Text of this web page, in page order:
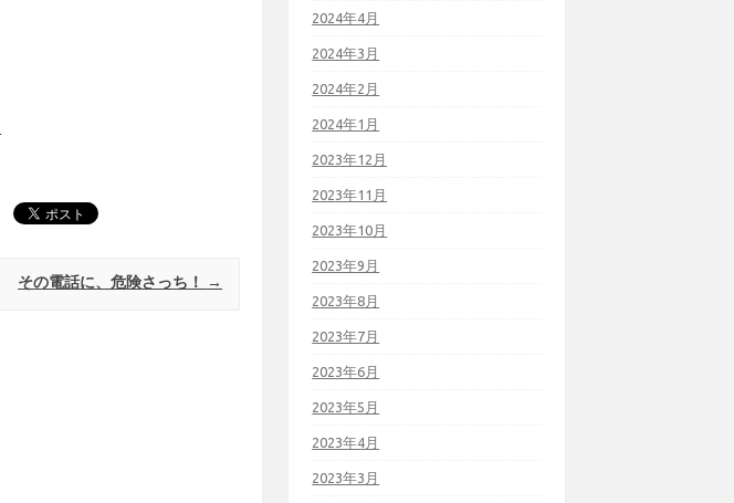
その電話に、危険さっち！ →
2024年4月
2024年3月
2024年2月
2024年1月
2023年12月
2023年11月
2023年10月
2023年9月
2023年8月
2023年7月
2023年6月
2023年5月
2023年4月
2023年3月